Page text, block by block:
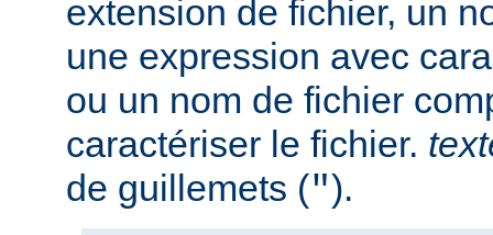
extension de fichier, un
une expression avec
ou un nom de fichier
caractériser le fichier.
de guillemets (").